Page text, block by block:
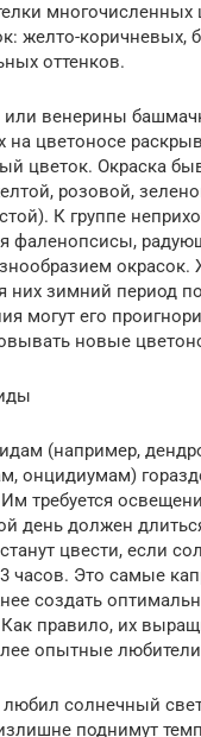
многочисленных
желто-коричневых,
оттенков.
венерины
на цветоносе
цветок. Окраска
розовой,
К группе
фаленопсисы,
окрасок.
них зимний период
могут его
новые
(например,
онцидиумам)
требуется
день должен
цвести, если
часов. Это самые
создать
Как правило, их
опытные
солнечный
поднимут